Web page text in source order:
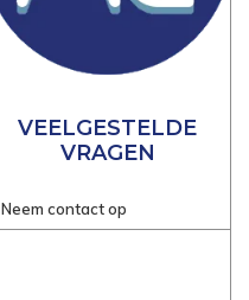
VEELGESTELDE
VRAGEN
Neem contact op